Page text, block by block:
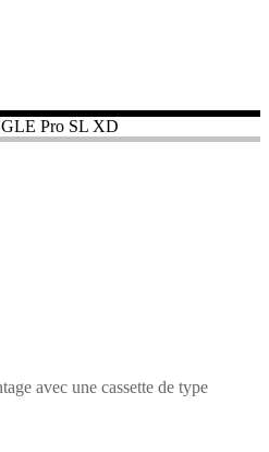
Pro SL XD
avec une cassette de type